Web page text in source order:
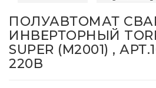
ПОЛУАВТОМАТ
ИНВЕРТОРНЫЙ
SUPER (M2001) ,
220В